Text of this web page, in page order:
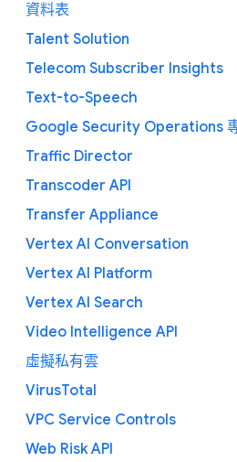
資料表
Talent Solution
Telecom Subscriber Insights
Text-to-Speech
Google Security Operations
Traffic Director
Transcoder API
Transfer Appliance
Vertex AI Conversation
Vertex AI Platform
Vertex AI Search
Video Intelligence API
虛擬私有雲
VirusTotal
VPC Service Controls
Web Risk API